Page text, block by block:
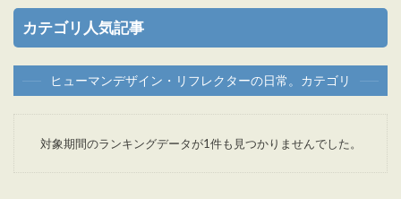
カテゴリ人気記事
ヒューマンデザイン・リフレクターの日常。カテゴリ
対象期間のランキングデータが1件も見つかりませんでした。